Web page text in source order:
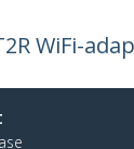
WiFi-